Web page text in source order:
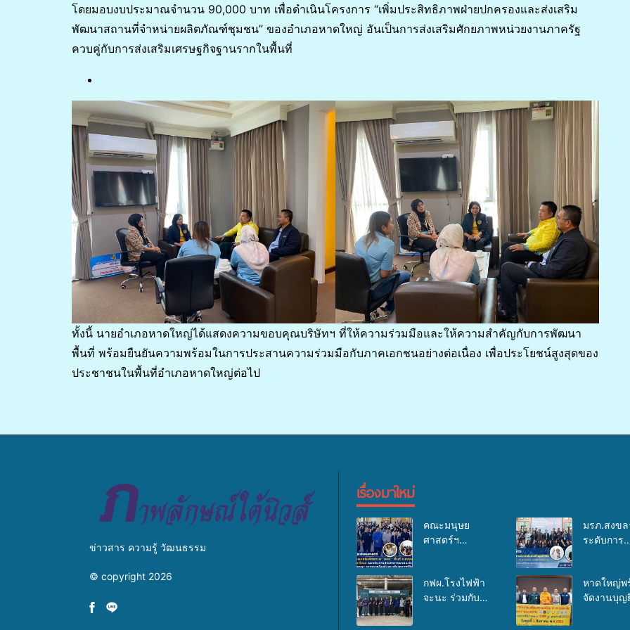
โดยมอบงบประมาณจำนวน 90,000 บาท เพื่อดำเนินโครงการ “เพิ่มประสิทธิภาพฝ่ายปกครองและส่งเสริม
พัฒนาสถานที่จำหน่ายผลิตภัณฑ์ชุมชน” ของอำเภอหาดใหญ่ อันเป็นการส่งเสริมศักยภาพหน่วยงานภาครัฐ
ควบคู่กับการส่งเสริมเศรษฐกิจฐานรากในพื้นที่
ทั้งนี้ นายอำเภอหาดใหญ่ได้แสดงความขอบคุณบริษัทฯ ที่ให้ความร่วมมือและให้ความสำคัญกับการพัฒนา
พื้นที่ พร้อมยืนยันความพร้อมในการประสานความร่วมมือกับภาคเอกชนอย่างต่อเนื่อง เพื่อประโยชน์สูงสุดของ
ประชาชนในพื้นที่อำเภอหาดใหญ่ต่อไป
ข่าวสาร ความรู้ วัฒนธรรม
© copyright 2026
เรื่องมาใหม่
คณะมนุษย
ศาสตร์ฯ
ศักยภาพ “อปท.”
ด้านการเบิกจ่าย
มรภ.สงขล
ระดับการ
เวทีเสริมอ
ความรู้เครื
กฟผ.โรงไฟฟ้า
จะนะ ร่วมกับ
หาดใหญ่พ
จัดงานบุญ